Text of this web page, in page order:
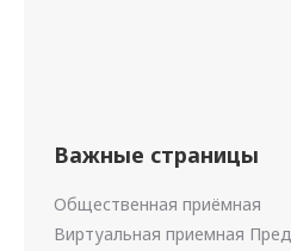
Важные страницы
Общественная приёмная
Виртуальная приемная